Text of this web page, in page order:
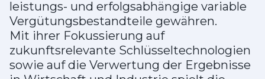
leistungs- und erfolgsabhängige variable
Vergütungsbestandteile gewähren.
Mit ihrer Fokussierung auf
zukunftsrelevante Schlüsseltechnologien
sowie auf die Verwertung der Ergebnisse